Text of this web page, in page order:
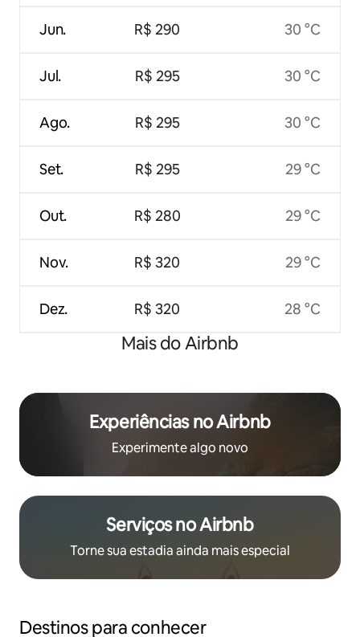
Jun.
Jul.
Ago.
Set.
Out.
Nov.
Dez.
R$ 290
R$ 295
R$ 295
R$ 295
R$ 280
R$ 320
R$ 320
30 °C
30 °C
30 °C
29 °C
29 °C
29 °C
28 °C
Mais do Airbnb
Experiências no Airbnb
Experimente algo novo
Serviços no Airbnb
Torne sua estadia ainda mais especial
Destinos para conhecer